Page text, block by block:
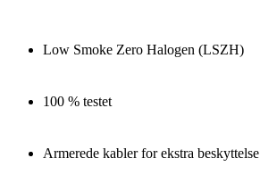
Low Smoke Zero Halogen (LSZH)
100 % testet
Armerede kabler for ekstra beskyttelse